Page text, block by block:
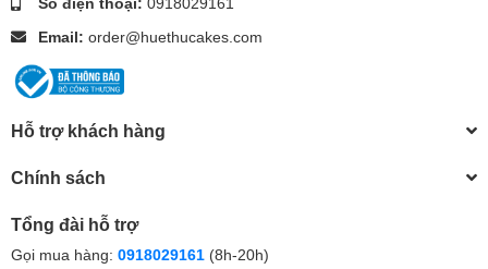
Email: order@huethucakes.com
Hỗ trợ khách hàng
Chính sách
Tổng đài hỗ trợ
Gọi mua hàng: 0918029161 (8h-20h)